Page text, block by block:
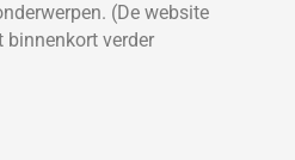
(De website
binnenkort verder